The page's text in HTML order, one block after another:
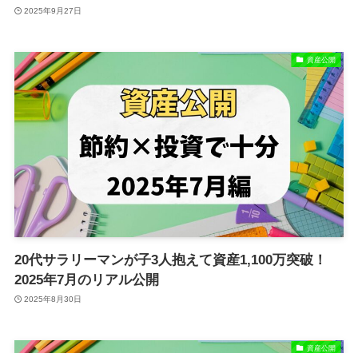
2025年9月27日
資産公開
20代サラリーマンが子3人抱えて資産1,100万突破！
2025年7月のリアル公開
2025年8月30日
資産公開